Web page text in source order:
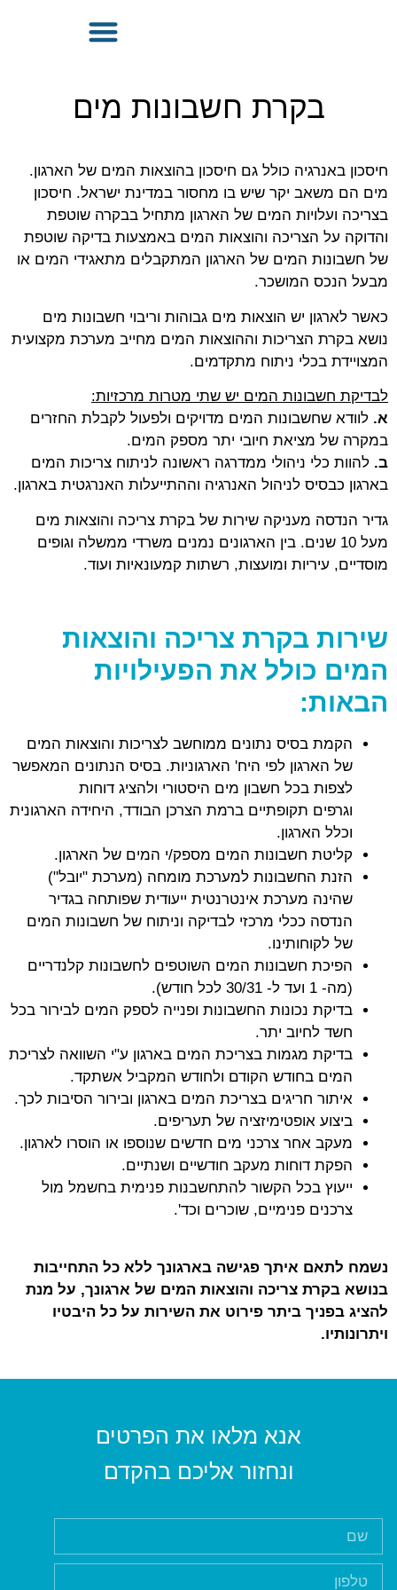
בקרת חשבונות מים
חיסכון באנרגיה כולל גם חיסכון בהוצאות המים של הארגון.
מים הם משאב יקר שיש בו מחסור במדינת ישראל. חיסכון
בצריכה ועלויות המים של הארגון מתחיל בבקרה שוטפת
והדוקה על הצריכה והוצאות המים באמצעות בדיקה שוטפת
של חשבונות המים של הארגון המתקבלים מתאגידי המים או
מבעל הנכס המושכר.
כאשר לארגון יש הוצאות מים גבוהות וריבוי חשבונות מים
נושא בקרת הצריכות וההוצאות המים מחייב מערכת מקצועית
המצויידת בכלי ניתוח מתקדמים.
לבדיקת חשבונות המים יש שתי מטרות מרכזיות:
א. לוודא שחשבונות המים מדויקים ולפעול לקבלת החזרים
במקרה של מציאת חיובי יתר מספק המים.
ב. להוות כלי ניהולי ממדרגה ראשונה לניתוח צריכות המים
בארגון כבסיס לניהול האנרגיה וההתייעלות האנרגטית בארגון.
גדיר הנדסה מעניקה שירות של בקרת צריכה והוצאות מים
מעל 10 שנים. בין הארגונים נמנים משרדי ממשלה וגופים
מוסדיים, עיריות ומועצות, רשתות קמעונאיות ועוד.
שירות בקרת צריכה והוצאות
המים כולל את הפעילויות
הבאות:
הקמת בסיס נתונים ממוחשב לצריכות והוצאות המים
של הארגון לפי היח' הארגוניות. בסיס הנתונים המאפשר
לצפות בכל חשבון מים היסטורי ולהציג דוחות
וגרפים תקופתיים ברמת הצרכן הבודד, היחידה הארגונית
וכלל הארגון.
קליטת חשבונות המים מספק/י המים של הארגון.
הזנת החשבונות למערכת מומחה (מערכת "יובל")
שהינה מערכת אינטרנטית ייעודית שפותחה בגדיר
הנדסה ככלי מרכזי לבדיקה וניתוח של חשבונות המים
של לקוחותינו.
הפיכת חשבונות המים השוטפים לחשבונות קלנדריים
(מה- 1 ועד ל- 30/31 לכל חודש).
בדיקת נכונות החשבונות ופנייה לספק המים לבירור בכל
חשד לחיוב יתר.
בדיקת מגמות בצריכת המים בארגון ע"י השוואה לצריכת
המים בחודש הקודם ולחודש המקביל אשתקד.
איתור חריגים בצריכת המים בארגון ובירור הסיבות לכך.
ביצוע אופטימיזציה של תעריפים.
מעקב אחר צרכני מים חדשים שנוספו או הוסרו לארגון.
הפקת דוחות מעקב חודשיים ושנתיים.
ייעוץ בכל הקשור להתחשבנות פנימית בחשמל מול
צרכנים פנימיים, שוכרים וכד'.
נשמח לתאם איתך פגישה בארגונך ללא כל התחייבות
בנושא בקרת צריכה והוצאות המים של ארגונך, על מנת
להציג בפניך ביתר פירוט את השירות על כל היבטיו
ויתרונותיו.
אנא מלאו את הפרטים
ונחזור אליכם בהקדם